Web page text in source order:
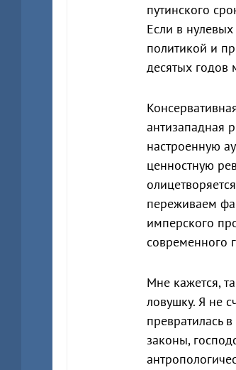
путинского
Если в
политикой и
десятых
антизападная
настроенную
ценностную
переживаем
имперского
современного
Мне кажется,
ловушку. Я не
превратилась
законы,